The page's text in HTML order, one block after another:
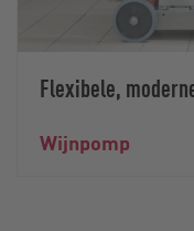
Flexibele,
Wijnpomp